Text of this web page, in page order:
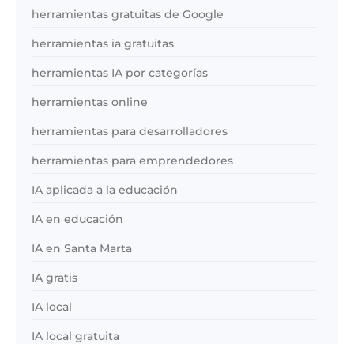
herramientas gratuitas de Google
herramientas ia gratuitas
herramientas IA por categorías
herramientas online
herramientas para desarrolladores
herramientas para emprendedores
IA aplicada a la educación
IA en educación
IA en Santa Marta
IA gratis
IA local
IA local gratuita